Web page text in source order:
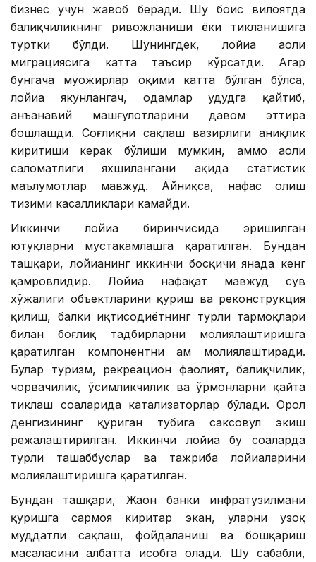
бизнес учун жавоб беради. Шу боис вилоятда
балиқчиликнинг ривожланиши ёки тикланишига
туртки бўлди. Шунингдек, лойиҳа аҳоли
миграциясига катта таъсир кўрсатди. Агар
бунгача муҳожирлар оқими катта бўлган бўлса,
лойиҳа якунлангач, одамлар ҳудудга қайтиб,
анъанавий машғулотларини давом эттира
бошлашди. Соғлиқни сақлаш вазирлиги аниқлик
киритиши керак бўлиши мумкин, аммо аҳоли
саломатлиги яхшилангани ҳақида статистик
маълумотлар мавжуд. Айниқса, нафас олиш
тизими касалликлари камайди.
Иккинчи лойиҳа биринчисида эришилган
ютуқларни мустаҳкамлашга қаратилган. Бундан
ташқари, лойиҳанинг иккинчи босқичи янада кенг
қамровлидир. Лойиҳа нафақат мавжуд сув
хўжалиги объектларини қуриш ва реконструкция
қилиш, балки иқтисодиётнинг турли тармоқлари
билан боғлиқ тадбирларни молиялаштиришга
қаратилган компонентни ҳам молиялаштиради.
Булар туризм, рекреацион фаолият, балиқчилик,
чорвачилик, ўсимликчилик ва ўрмонларни қайта
тиклаш соҳаларида катализаторлар бўлади. Орол
денгизининг қуриган тубига саксовул экиш
режалаштирилган. Иккинчи лойиҳа бу соҳаларда
турли ташаббуслар ва тажриба лойиҳаларини
молиялаштиришга қаратилган.
Бундан ташқари, Жаҳон банки инфратузилмани
қуришга сармоя киритар экан, уларни узоқ
муддатли сақлаш, фойдаланиш ва бошқариш
масаласини албатта ҳисобга олади. Шу сабабли,